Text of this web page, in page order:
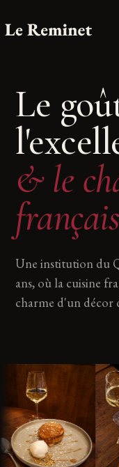
Le
& le
Une institution du
ans, où la cuisine
charme d'un décor